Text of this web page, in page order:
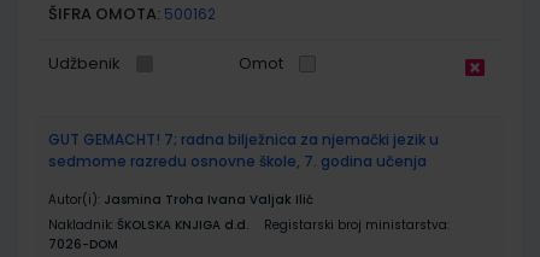
ŠIFRA OMOTA: 500162
Udžbenik Omot
GUT GEMACHT! 7; radna bilježnica za njemački jezik u
sedmome razredu osnovne škole, 7. godina učenja
Autor(i): Jasmina Troha Ivana Valjak Ilić
Nakladnik: ŠKOLSKA KNJIGA d.d.
Registarski broj ministarstva:
7026-DOM